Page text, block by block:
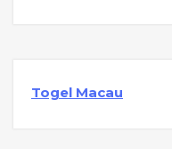
Togel Macau